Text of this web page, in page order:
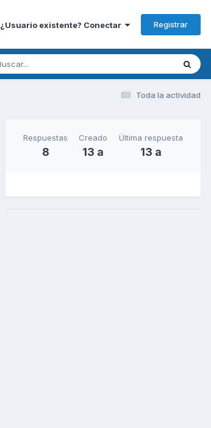
¿Usuario existente? Conectar Registrar
Toda la actividad
Respuestas
8
Creado
13 a
Última respuesta
13 a